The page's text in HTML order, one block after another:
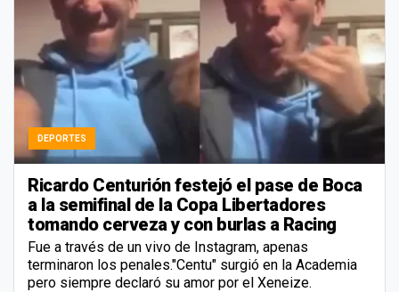
DEPORTES
Ricardo Centurión festejó el pase de Boca
a la semifinal de la Copa Libertadores
tomando cerveza y con burlas a Racing
Fue a través de un vivo de Instagram, apenas
terminaron los penales."Centu" surgió en la Academia
pero siempre declaró su amor por el Xeneize.